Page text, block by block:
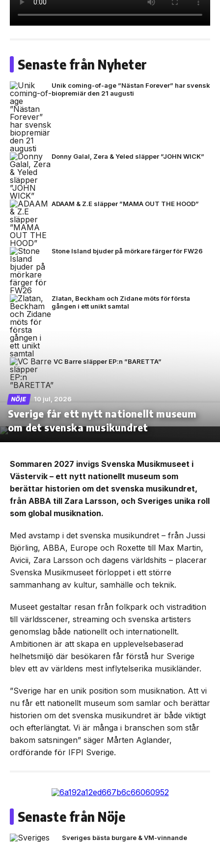
Senaste från Nyheter
Unik coming-of-age ”Nästan Forever” har svensk
biopremiär den 21 augusti
Donny Galal, Zera & Yeled släpper ”JOHN WICK”
ADAAM & Z.E släpper ”MAMA OUT THE HOOD”
Stone Island bjuder på mörkare färger för FW26
Zlatan, Beckham och Zidane möts för första
gången i ett unikt samtal
VC Barre släpper EP:n ”BARETTA”
NÖJE 10 jul, 2026
Sverige får ett nytt nationellt museum
om det svenska musikundret
Sommaren 2027 invigs Svenska Musikmuseet i
Västervik – ett nytt nationellt museum som
berättar historien om det svenska musikundret,
från ABBA till Zara Larsson, och Sveriges unika roll
som global musiknation.
Med avstamp i det svenska musikundret – från Jussi
Björling, ABBA, Europe och Roxette till Max Martin,
Avicii, Zara Larsson och dagens världshits – placerar
Svenska Musikmuseet förloppet i ett större
sammanhang av kultur, samhälle och teknik.
Museet gestaltar resan från folkpark och vistradition
till världsscener, streaming och svenska artisters
genomslag både nationellt och internationellt.
Ambitionen är att skapa en upplevelsebaserad
helhetsmiljö där besökaren får förstå hur Sverige
blev ett av världens mest inflytelserika musikländer.
”Sverige har en unik position som musiknation. Att vi
nu får ett nationellt museum som samlar och berättar
historien om det svenska musikundret är både viktigt
och efterlängtat. Vi är många i branschen som står
bakom satsningen” säger Mårten Aglander,
ordförande för IFPI Sverige.
Senaste från Nöje
Sveriges bästa burgare & VM-vinnande